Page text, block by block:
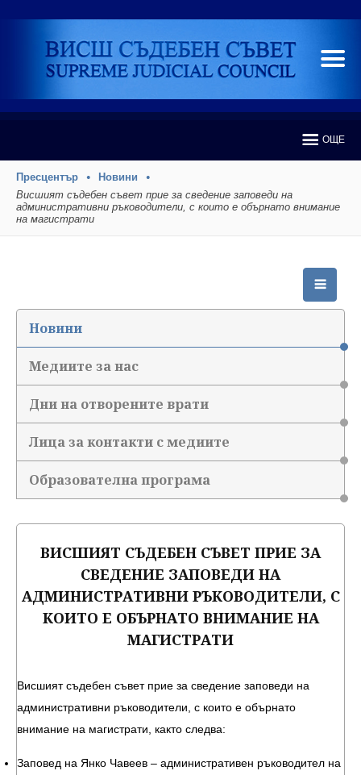
ОЩЕ
Пресцентър
Новини
Висшият съдебен съвет прие за сведение заповеди на
административни ръководители, с които е обърнато внимание
на магистрати
Новини
Медиите за нас
Дни на отворените врати
Лица за контакти с медиите
Образователна програма
ВИСШИЯТ СЪДЕБЕН СЪВЕТ ПРИЕ ЗА
СВЕДЕНИЕ ЗАПОВЕДИ НА
АДМИНИСТРАТИВНИ РЪКОВОДИТЕЛИ, С
КОИТО Е ОБЪРНАТО ВНИМАНИЕ НА
МАГИСТРАТИ
Висшият съдебен съвет прие за сведение заповеди на
административни ръководители, с които е обърнато
внимание на магистрати, както следва:
Заповед на Янко Чавеев – административен ръководител на